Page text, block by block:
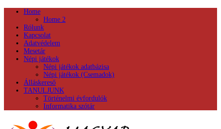
Home
Home 2
Rólunk
Kapcsolat
Adatvédelem
Mesetár
Népi játékok
Népi játékok adatbázisa
Népi játékok (Csemadok)
Álláskereső
TANULJUNK
Történelmi évfordulók
Informatika szótár